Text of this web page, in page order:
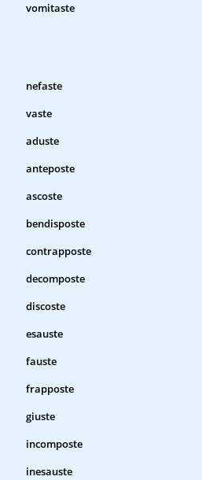
vomitaste
nefaste
vaste
aduste
anteposte
ascoste
bendisposte
contrapposte
decomposte
discoste
esauste
fauste
frapposte
giuste
incomposte
inesauste